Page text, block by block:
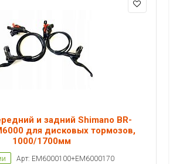
и задний Shimano BR-
для дисковых тормозов,
1000/1700мм
Арт: EM6000100+EM6000170